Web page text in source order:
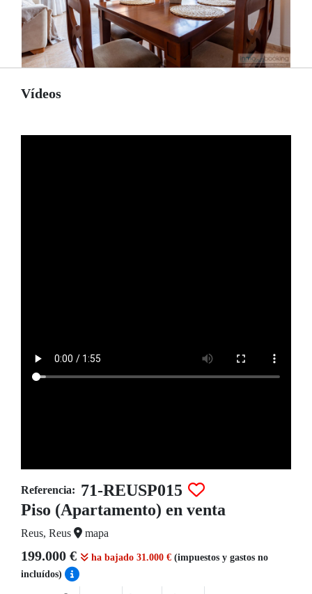
Vídeos
Referencia: 71-REUSP015
Piso (Apartamento) en venta
Reus, Reus mapa
199.000 € ha bajado 31.000 € (impuestos y gastos no
incluídos)